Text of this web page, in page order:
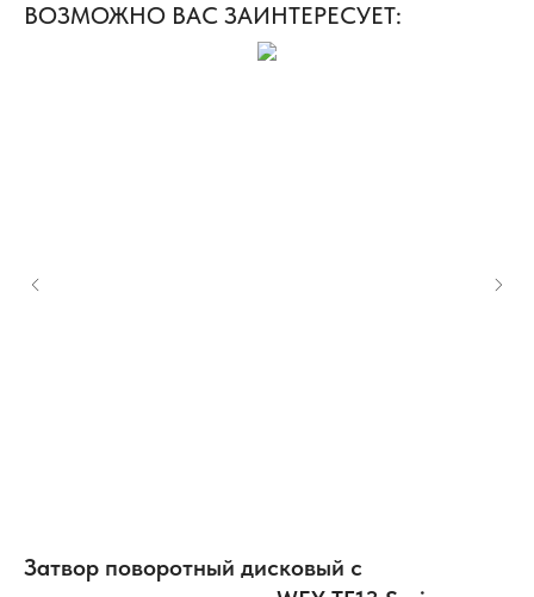
ВОЗМОЖНО ВАС ЗАИНТЕРЕСУЕТ:
Затвор поворотный дисковый с